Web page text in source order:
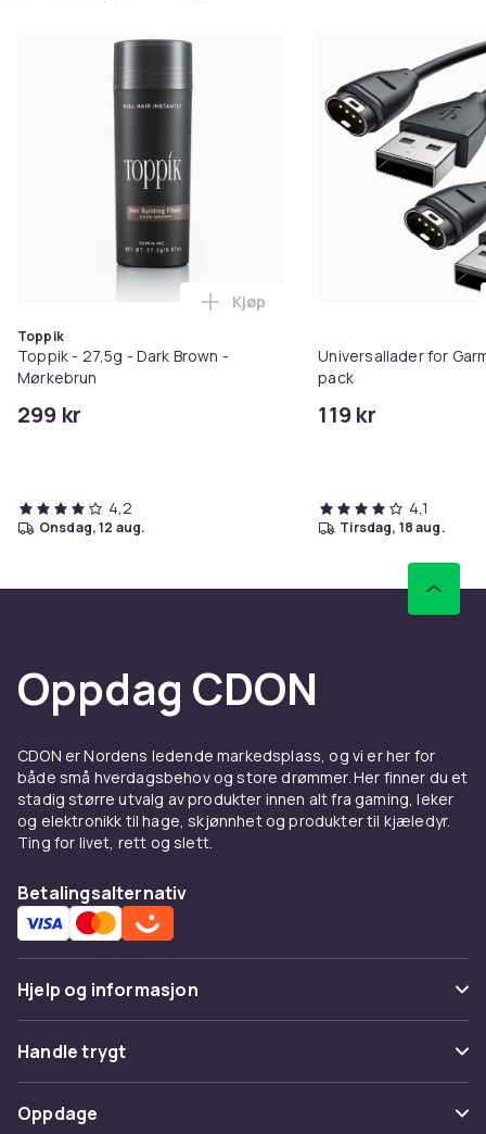
Toppik
Toppik - 27,5g - Dark Brown -
Mørkebrun
299 kr
Legg Toppik - 27,5g - Dark
Kjøp
4,2
onsdag, 12 aug.
Universallader for
pack
119 kr
4,1
tirsdag, 18 aug.
Oppdag CDON
CDON er Nordens ledende markedsplass, og vi er her for
både små hverdagsbehov og store drømmer. Her finner du et
stadig større utvalg av produkter innen alt fra gaming, leker
og elektronikk til hage, skjønnhet og produkter til kjæledyr.
Ting for livet, rett og slett.
Betalingsalternativ
Hjelp og informasjon
Vanlige spørsmål
Spor pakke
Handle trygt
Betaling
Oppdage